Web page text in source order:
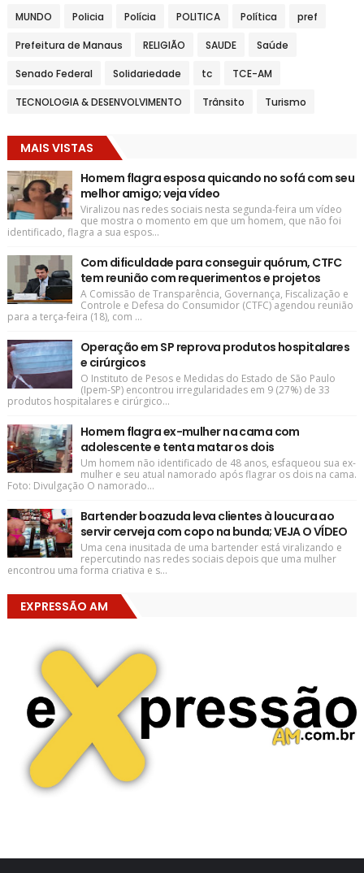
MUNDO Policia Polícia POLITICA Política pref
Prefeitura de Manaus RELIGIÃO SAUDE Saúde
Senado Federal Solidariedade tc TCE-AM
TECNOLOGIA & DESENVOLVIMENTO Trânsito Turismo
MAIS VISTAS
Homem flagra esposa quicando no sofá com seu
melhor amigo; veja vídeo
Viralizou nas redes sociais nesta segunda-feira um vídeo
que mostra o momento em que um homem, que não foi
identificado, flagra a sua espos...
Com dificuldade para conseguir quórum, CTFC
tem reunião com requerimentos e projetos
A Comissão de Transparência, Governança, Fiscalização e
Controle e Defesa do Consumidor (CTFC) agendou reunião
para a terça-feira (18), com ...
Operação em SP reprova produtos hospitalares
e cirúrgicos
O Instituto de Pesos e Medidas do Estado de São Paulo
(Ipem-SP) encontrou irregularidades em 9 (27%) de 33
produtos hospitalares e cirúrgico...
Homem flagra ex-mulher na cama com
adolescente e tenta matar os dois
Um homem não identificado de 48 anos, esfaqueou sua ex-
mulher e seu atual namorado após flagrar os dois na cama.
Foto: Divulgação O namorado...
Bartender boazuda leva clientes à loucura ao
servir cerveja com copo na bunda; VEJA O VÍDEO
Uma cena inusitada de uma bartender está viralizando e
repercutindo nas redes sociais depois que uma mulher
encontrou uma forma criativa e s...
EXPRESSÃO AM